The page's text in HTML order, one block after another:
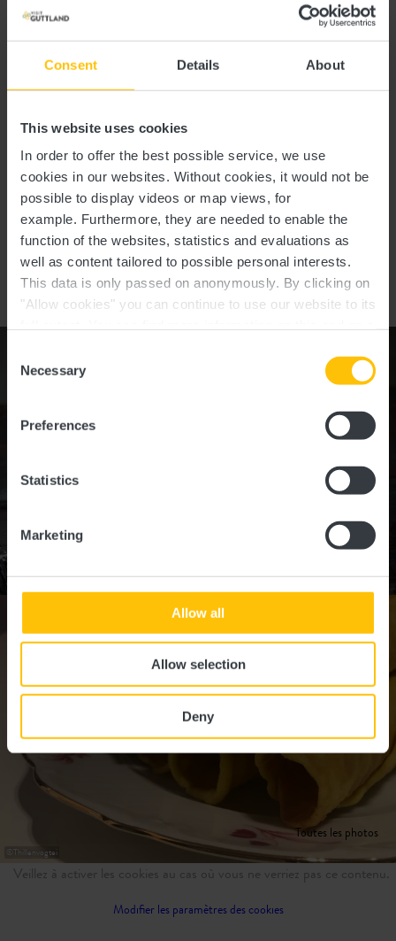
Consent Details About
This website uses cookies
In order to offer the best possible service, we use
cookies in our websites. Without cookies, it would not be
possible to display videos or map views, for
example. Furthermore, they are needed to enable the
function of the websites, statistics and evaluations as
well as content tailored to possible personal interests.
This data is only passed on anonymously. By clicking on
"Allow cookies" you can continue to use our website to its
time.
Selection
Necessary
Preferences
Statistics
Marketing
Allow all
Allow selection
Deny
J'accepte que mes données soient utilisées
traitement des données s'effectue conformément aux
dispositions duRèglement Général sur la Protection
des Données (RGPD). *
Envoyer une demande de réservation
©Thillenvogtei
Toutes les photos
Veillez à activer les cookies au cas où vous ne verriez pas ce contenu.
Modifier les paramètres des cookies